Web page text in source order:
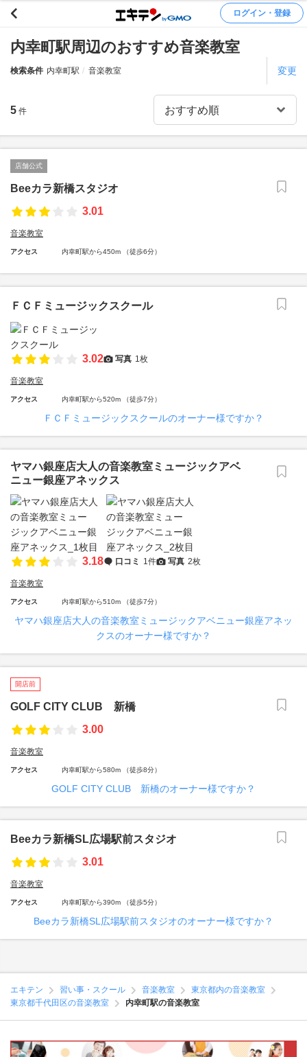
ログイン・登録
内幸町駅周辺のおすすめ音楽教室
検索条件 内幸町駅 音楽教室 変更
5 件
店舗公式
Beeカラ新橋スタジオ
3.01
音楽教室
アクセス 内幸町駅から450m （徒歩6分）
ＦＣＦミュージックスクール
3.02 写真 1枚
音楽教室
アクセス 内幸町駅から520m （徒歩7分）
ＦＣＦミュージックスクールのオーナー様ですか？
ヤマハ銀座店大人の音楽教室ミュージックアベ
ニュー銀座アネックス
3.18 口コミ 1件 写真 2枚
音楽教室
アクセス 内幸町駅から510m （徒歩7分）
ヤマハ銀座店大人の音楽教室ミュージックアベニュー銀座アネッ
クスのオーナー様ですか？
開店前
GOLF CITY CLUB 新橋
3.00
音楽教室
アクセス 内幸町駅から580m （徒歩8分）
GOLF CITY CLUB 新橋のオーナー様ですか？
Beeカラ新橋SL広場駅前スタジオ
3.01
音楽教室
アクセス 内幸町駅から390m （徒歩5分）
Beeカラ新橋SL広場駅前スタジオのオーナー様ですか？
エキテン 習い事・スクール 音楽教室
東京都内の音楽教室
東京都千代田区の音楽教室
内幸町駅の音楽教室